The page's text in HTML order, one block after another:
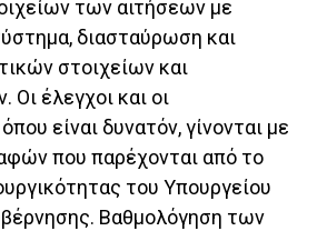
των αιτήσεων με
διασταύρωση και
στοιχείων και
Οι έλεγχοι και οι
είναι δυνατόν, γίνονται με
που παρέχονται από το
του Υπουργείου
Βαθμολόγηση των